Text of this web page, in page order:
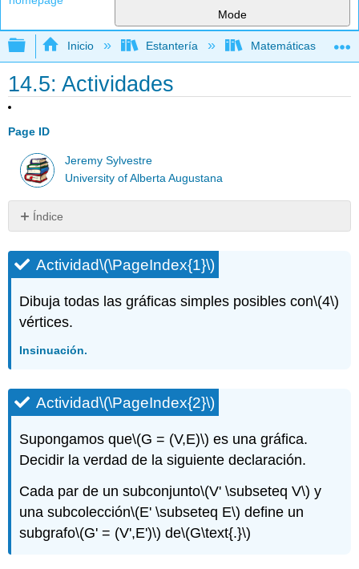
Mode
Expandir/contraer jerarquía global
Inicio Estantería Matemáticas
14.5: Actividades
Page ID
Jeremy Sylvestre
University of Alberta Augustana
Índice
(\PageIndex{1}\)
Actividad\
Actividad\
(\PageIndex{3}\)
Actividad\
(\PageIndex{5}\)
Actividad\(\PageIndex{1}\)
Dibuja todas las gráficas simples posibles con\(4\)
vértices.
Insinuación.
Actividad\(\PageIndex{2}\)
Supongamos que\(G = (V,E)\) es una gráfica.
Decidir la verdad de la siguiente declaración.
Cada par de un subconjunto\(V' \subseteq V\) y
una subcolección\(E' \subseteq E\) define un
subgrafo\(G' = (V',E')\) de\(G\text{.}\)